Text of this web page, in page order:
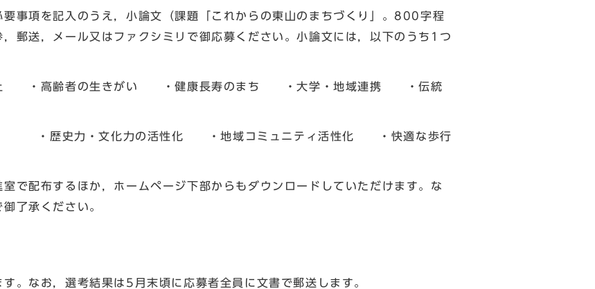
事項を記入のうえ，小論文（課題「これからの東山のまちづくり」。800字程
郵送，メール又はファクシミリで御応募ください。小論文には，以下のうち1つ
・高齢者の生きがい ・健康長寿のまち ・大学・地域連携 ・伝統
歴史力・文化力の活性化 ・地域コミュニティ活性化 ・快適な歩行
で配布するほか，ホームページ下部からもダウンロードしていただけます。な
了承ください。
。なお，選考結果は5月末頃に応募者全員に文書で郵送します。